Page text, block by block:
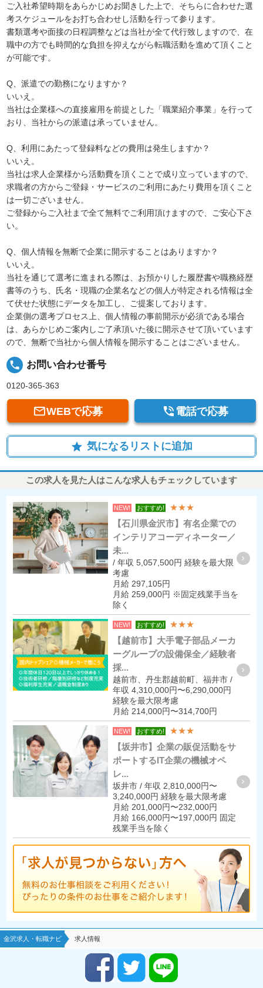
ご入社希望時期をあらかじめお聞きした上で、そちらに合わせた選
考スケジュールをお打ち合わせし活動を行って参ります。
書類選考や面接の日程調整などは当社が全て代行致しますので、在
職中の方でも時間的な負担を抑えながら転職活動を進めて頂くこと
が可能です。
Q、派遣での勤務になりますか？
いいえ。
当社は企業様への直接雇用を前提とした「職業紹介事業」を行って
おり、当社からの派遣は承っていません。
Q、利用にあたって登録料などの費用は発生しますか？
いいえ。
当社は求人企業様から活動費を頂くことで成り立っていますので、
求職者の方からご登録・サービスのご利用にあたり費用を頂くこと
は一切ございません。
ご登録からご入社まで全て無料でご利用頂けますので、ご安心下さ
い。
Q、個人情報を無断で企業に開示することはありますか？
いいえ。
当社を通じて選考に進まれる際は、お預かりした履歴書や職務経歴
書等のうち、氏名・現職の企業名などの個人が特定される情報は全
て伏せた状態にデータを加工し、ご提案しております。
企業側の選考プロセス上、個人情報の事前開示が必須である場合
は、あらかじめご案内しご了承頂いた後に開示させて頂いています
ので、無断で当社から個人情報を開示することはございません。
local_phone お問い合わせ番号
0120-365-363
WEBで応募  電話で応募
star 気になるリストに追加
この求人を見た人はこんな求人もチェックしています
NEW! おすすめ! ★★★
【石川県金沢市】有名企業での
インテリアコーディネーター／
未...
/ 年収 5,057,500円 経験を最大限
考慮
月給 297,105円
月給 259,000円 ※固定残業手当を
除く
NEW! おすすめ! ★★★
【越前市】大手電子部品メーカ
ーグループの設備保全／経験者
採...
越前市、丹生郡越前町、福井市 /
年収 4,310,000円〜6,290,000円
経験を最大限考慮
月給 214,000円〜314,700円
NEW! おすすめ! ★★★
【坂井市】企業の販促活動をサ
ポートするIT企業の機械オペ
レ...
坂井市 / 年収 2,810,000円〜
3,240,000円 経験を最大限考慮
月給 201,000円〜232,000円
月給 166,000円〜197,000円 固定
残業手当を除く
金沢求人・転職ナビ 求人情報